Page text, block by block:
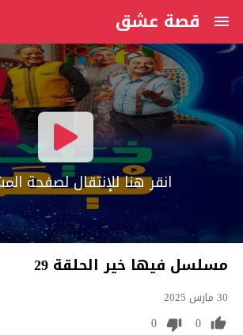
قصة عشق
انقر هنا للإنتقال لصفحة
مسلسل فيها خير الحلقة 29
30 مارس 2025
0
0